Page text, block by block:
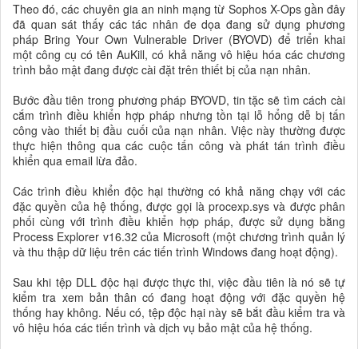
Theo đó, các chuyên gia an ninh mạng từ Sophos X-Ops gần đây
đã quan sát thấy các tác nhân đe dọa đang sử dụng phương
pháp Bring Your Own Vulnerable Driver (BYOVD) để triển khai
một công cụ có tên AuKill, có khả năng vô hiệu hóa các chương
trình bảo mật đang được cài đặt trên thiết bị của nạn nhân.
Bước đầu tiên trong phương pháp BYOVD, tin tặc sẽ tìm cách cài
cắm trình điều khiển hợp pháp nhưng tồn tại lỗ hổng dễ bị tấn
công vào thiết bị đầu cuối của nạn nhân. Việc này thường được
thực hiện thông qua các cuộc tấn công và phát tán trình điều
khiển qua email lừa đảo.
Các trình điều khiển độc hại thường có khả năng chạy với các
đặc quyền của hệ thống, được gọi là procexp.sys và được phân
phối cùng với trình điều khiển hợp pháp, được sử dụng bằng
Process Explorer v16.32 của Microsoft (một chương trình quản lý
và thu thập dữ liệu trên các tiến trình Windows đang hoạt động).
Sau khi tệp DLL độc hại được thực thi, việc đầu tiên là nó sẽ tự
kiểm tra xem bản thân có đang hoạt động với đặc quyền hệ
thống hay không. Nếu có, tệp độc hại này sẽ bắt đầu kiểm tra và
vô hiệu hóa các tiến trình và dịch vụ bảo mật của hệ thống.